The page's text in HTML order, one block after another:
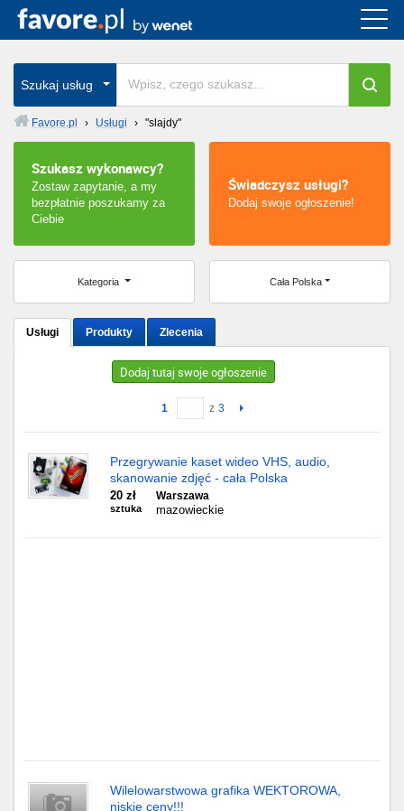
Szukaj usług
Favore.pl › Usługi › "slajdy"
Szukasz wykonawcy?
Zostaw zapytanie, a my
bezpłatnie poszukamy za
Ciebie
Świadczysz usługi?
Dodaj swoje ogłoszenie!
Kategoria Cała Polska
Usługi Produkty Zlecenia
Dodaj tutaj swoje ogłoszenie
1 z 3
Przegrywanie kaset wideo VHS, audio,
skanowanie zdjęć - cała Polska
20 zł
sztuka
Warszawa
mazowieckie
Wilelowarstwowa grafika WEKTOROWA,
niskie ceny!!!
Cała Polska
wszystkie w całym kraju
Warszawa
Wrocław
Łódź
Chorzów